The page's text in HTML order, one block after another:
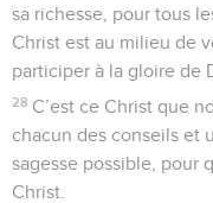
sa richesse, pour tous
Christ est au milieu de
participer à la gloire de
28 C’est ce Christ que
chacun des conseils et
sagesse possible, pour
Christ.